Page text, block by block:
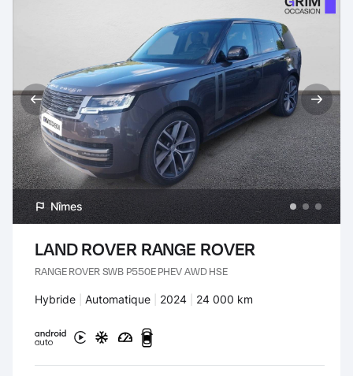
Nîmes
LAND ROVER RANGE ROVER
RANGE ROVER SWB P550E PHEV AWD HSE
Carburant :
Hybride Transmission :
Automatique Années :
2024 Kilomètres :
24 000 km